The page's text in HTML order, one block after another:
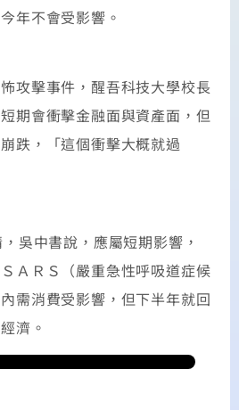
年不會受影響。
擊事件，醒吾科技大學校長
期會衝擊金融面與資產面，但
跌，「這個衝擊大概就過
中書說，應屬短期影響，
ＡＲＳ（嚴重急性呼吸道症候
需消費受影響，但下半年就回
濟。